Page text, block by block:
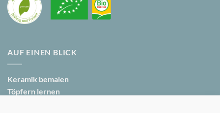
AUF EINEN BLICK
Keramik bemalen
Töpfern lernen